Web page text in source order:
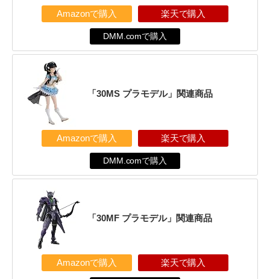
Amazonで購入 楽天で購入
DMM.comで購入
「30MS プラモデル」関連商品
Amazonで購入 楽天で購入
DMM.comで購入
「30MF プラモデル」関連商品
Amazonで購入 楽天で購入